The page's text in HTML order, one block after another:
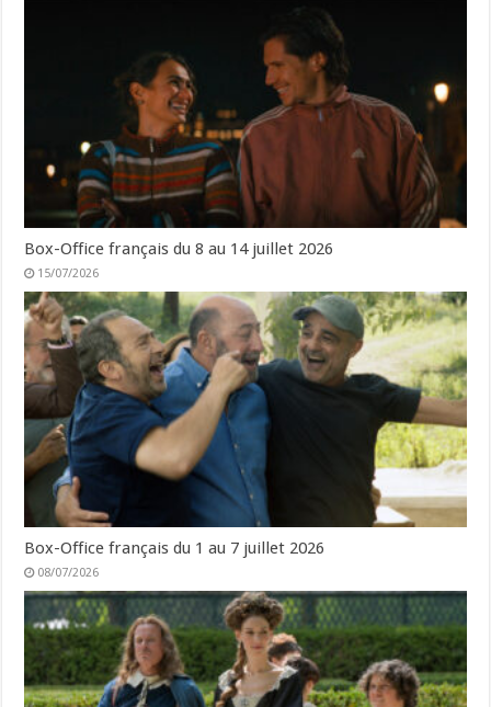
Box-Office français du 8 au 14 juillet 2026
15/07/2026
Box-Office français du 1 au 7 juillet 2026
08/07/2026